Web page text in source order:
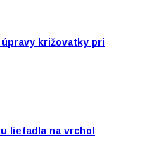
križovatky pri
lietadla na vrchol